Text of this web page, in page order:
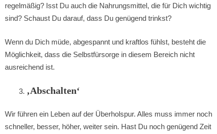
regelmäßig? Isst Du auch die Nahrungsmittel, die für Dich wichtig
sind? Schaust Du darauf, dass Du genügend trinkst?
Wenn du Dich müde, abgespannt und kraftlos fühlst, besteht die
Möglichkeit, dass die Selbstfürsorge in diesem Bereich nicht
ausreichend ist.
‚Abschalten‘
Wir führen ein Leben auf der Überholspur. Alles muss immer noch
schneller, besser, höher, weiter sein. Hast Du noch genügend Zeit